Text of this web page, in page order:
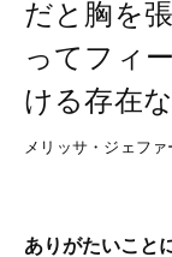
だと胸を
ってフィ
ける存在
メリッサ・ジェフ
ありがたいこと